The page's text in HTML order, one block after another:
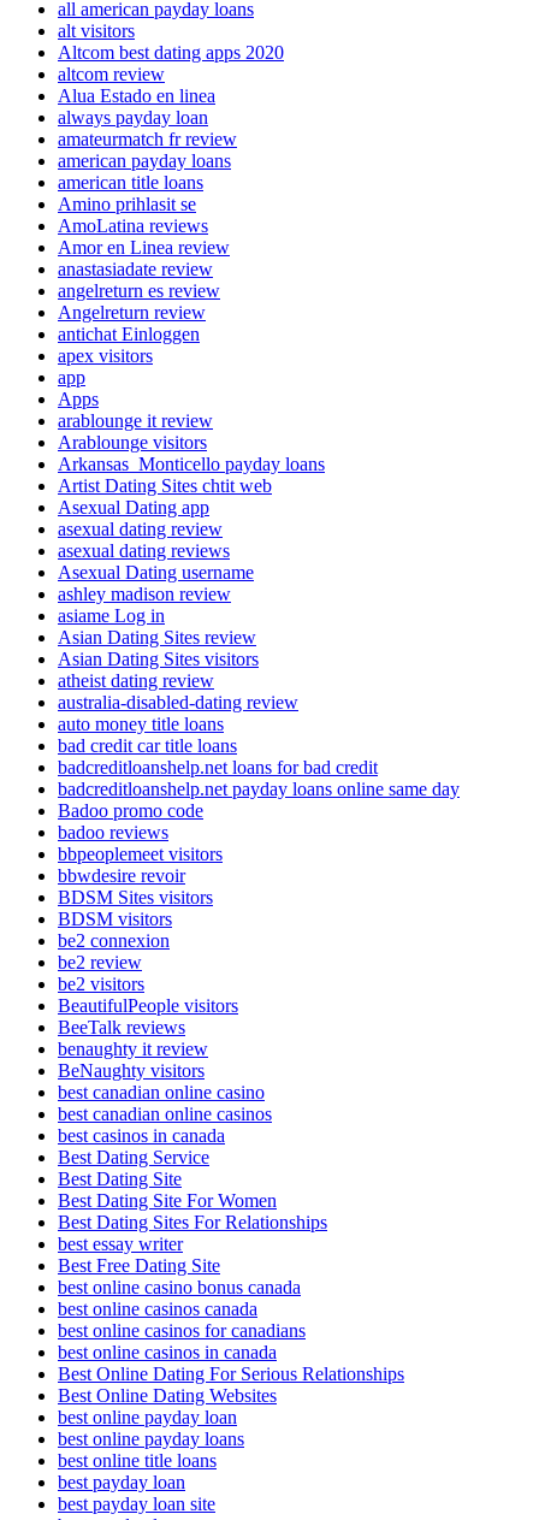
all american payday loans
alt visitors
Altcom best dating apps 2020
altcom review
Alua Estado en linea
always payday loan
amateurmatch fr review
american payday loans
american title loans
Amino prihlasit se
AmoLatina reviews
Amor en Linea review
anastasiadate review
angelreturn es review
Angelreturn review
antichat Einloggen
apex visitors
app
Apps
arablounge it review
Arablounge visitors
Arkansas_Monticello payday loans
Artist Dating Sites chtit web
Asexual Dating app
asexual dating review
asexual dating reviews
Asexual Dating username
ashley madison review
asiame Log in
Asian Dating Sites review
Asian Dating Sites visitors
atheist dating review
australia-disabled-dating review
auto money title loans
bad credit car title loans
badcreditloanshelp.net loans for bad credit
badcreditloanshelp.net payday loans online same day
Badoo promo code
badoo reviews
bbpeoplemeet visitors
bbwdesire revoir
BDSM Sites visitors
BDSM visitors
be2 connexion
be2 review
be2 visitors
BeautifulPeople visitors
BeeTalk reviews
benaughty it review
BeNaughty visitors
best canadian online casino
best canadian online casinos
best casinos in canada
Best Dating Service
Best Dating Site
Best Dating Site For Women
Best Dating Sites For Relationships
best essay writer
Best Free Dating Site
best online casino bonus canada
best online casinos canada
best online casinos for canadians
best online casinos in canada
Best Online Dating For Serious Relationships
Best Online Dating Websites
best online payday loan
best online payday loans
best online title loans
best payday loan
best payday loan site